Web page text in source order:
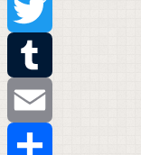
Pinterest
Twitter
Tumblr
Email